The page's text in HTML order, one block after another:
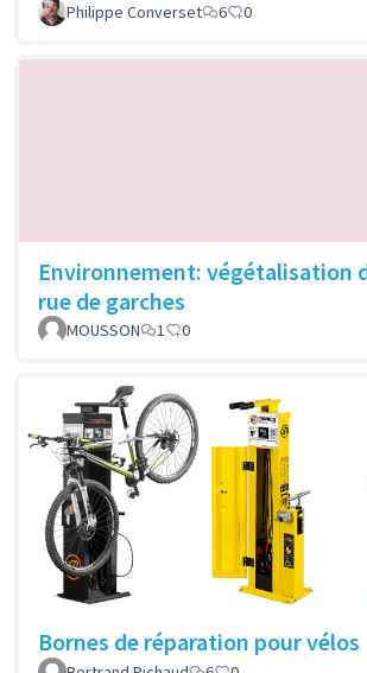
Philippe Converset 6 0
Environnement: végétalisation
rue de garches
MOUSSON 1 0
Bornes de réparation pour vélos